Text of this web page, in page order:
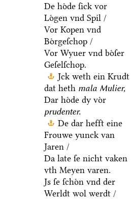
De hoͤde ſick vor
Loͤgen vnd Spil /
Vor Kopen vnd
Boͤrgeſchop /
Vor Wyuer vnd boͤſer
Geſelſchop.
Jck weth ein Krudt
dat heth mala Mulier,
Dar hoͤde dy voͤr
prudenter.
De dar hefft eine
Frouwe yunck van
Jaren /
Da late ſe nicht vaken
vth Meyen varen.
Js ſe ſchoͤn vnd der
Werldt wol werdt /